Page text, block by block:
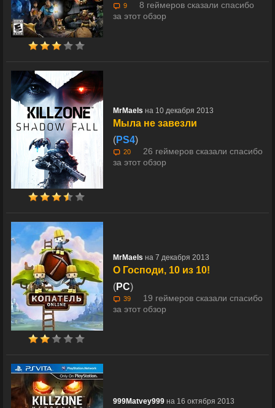
9
8 геймеров сказали спасибо
за этот обзор
MrMaels на 10 декабря 2013
Мыла не завезли
(PS4)
20
26 геймеров сказали спасибо
за этот обзор
MrMaels на 7 декабря 2013
О Господи, 10 из 10!
(PC)
39
19 геймеров сказали спасибо
за этот обзор
999Matvey999 на 16 октября 2013